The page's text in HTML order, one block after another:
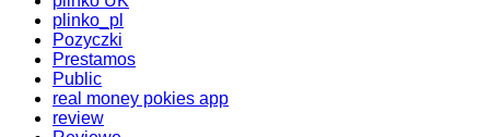
plinko_pl
Pozyczki
Prestamos
Public
real money pokies app
review